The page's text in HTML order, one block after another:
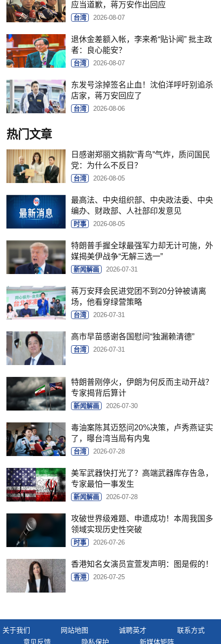
应当道歉，蒋万安作出回应
台湾 2026-08-07
退休金差额入帐，李来希“贴讣闻” 批主政
者：良心能安？
台湾 2026-08-07
东发号涂掉签名止血！沈伯洋呼吁别追杀
店家，蒋万安回应了
台湾 2026-08-06
热门文章
日感谢郑丽文捐款“青鸟”气炸，质问国民
党：为什么不反日？
台湾 2026-08-05
最高法、中央组织部、中央政法委、中央
编办、财政部、人社部印发意见
时事 2026-08-05
特朗普手握全球最强军力却无计可施，外
媒揭美伊战争“无解三选一”
新闻解画 2026-07-31
蒋万安拜会民进党团不到20分钟被请离
场，他看穿绿营策略
台湾 2026-07-31
高市早苗感谢各国慰问“独漏赖清德”
台湾 2026-07-31
特朗普刚停火，伊朗为何反而主动开战？
专家揭背后算计
新闻解画 2026-07-30
毒油案陈其迈怒问20%决策，卢秀燕证实
了，曝台湾当局有内鬼
台湾 2026-07-28
美军武器快打光了？高端武器库存告急，
专家最怕一事发生
新闻解画 2026-07-28
攻破世界级难题、申遗成功！本周我国多
领域实现历史性突破
时事 2026-07-26
香港知名女演员宣萱发声明：图是假的！
香港 2026-07-25
关于我们 网站地图 诚聘英才
联系方式
意见反馈
隐私保护 新媒体矩阵